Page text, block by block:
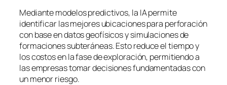
Mediante modelos predictivos, la IA permite
identificar las mejores ubicaciones para perforación
con base en datos geofísicos y simulaciones de
formaciones subteráneas. Esto reduce el tiempo y
los costos en la fase de exploración, permitiendo a
las empresas tomar decisiones fundamentadas con
un menor riesgo.